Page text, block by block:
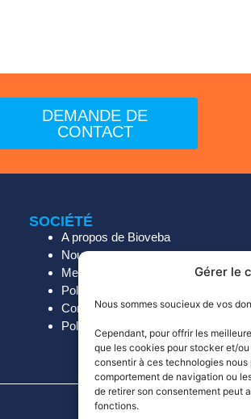
Gérer le
Nous sommes soucieux de vos
Cependant, pour offrir les
que les cookies pour stocker et/
consentir à ces technologies
comportement de navigation ou
de retirer son consentement peut
fonctions.
DEMANDE DE
CONTACT
SOCIÉTÉ
A propos de Bioveba
Nous contacter
Mentions Légales
Politique de confidentialité
Conditions générales
Politique de retour